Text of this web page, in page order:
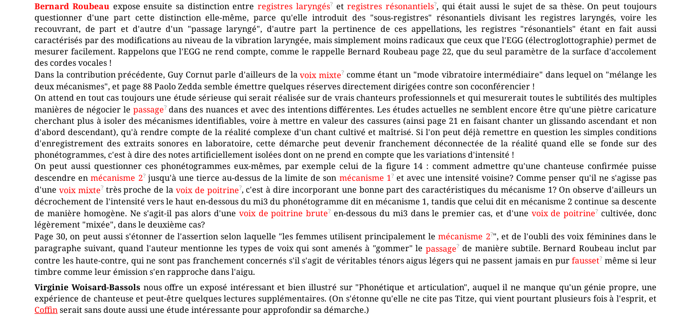
Bernard Roubeauexpose ensuite sa distinction entreregistres laryngés etregistres résonantiels , qui était aussi le sujet de sa thèse. On peut toujours
questionner d'une part cette distinction elle-même, parce qu'elle introduit des "sous-registres" résonantiels divisant les registres laryngés, voire les
recouvrant, de part et d'autre d'un "passage laryngé", d'autre part la pertinence de ces appellations, les registres "résonantiels" étant en fait aussi
caractérisés par des modifications au niveau de la vibration laryngée, mais simplement moins radicaux que ceux que l'EGG (électroglottographie) permet de
mesurer facilement. Rappelons que l'EGG ne rend compte, comme le rappelle Bernard Roubeau page 22, que du seul paramètre de la surface d'accolement
des cordes vocales !
Dans la contribution précédente, Guy Cornut parle d'ailleurs de lavoix mixte comme étant un "mode vibratoire intermédiaire" dans lequel on "mélange les
deux mécanismes", et page 88 Paolo Zedda semble émettre quelques réserves directement dirigées contre son coconférencier !
On attend en tout cas toujours une étude sérieuse qui serait réalisée sur de vrais chanteurs professionnels et qui mesurerait toutes le subtilités des multiples
manières de négocier le passage dans des nuances et avec des intentions différentes. Les études actuelles ne semblent encore être qu'une piètre caricature
cherchant plus à isoler des mécanismes identifiables, voire à mettre en valeur des cassures (ainsi page 21 en faisant chanter un glissando ascendant et non
d'abord descendant), qu'à rendre compte de la réalité complexe d'un chant cultivé et maîtrisé. Si l'on peut déjà remettre en question les simples conditions
d'enregistrement des extraits sonores en laboratoire, cette démarche peut devenir franchement déconnectée de la réalité quand elle se fonde sur des
phonétogrammes, c'est à dire des notes artificiellement isolées dont on ne prend en compte que les variations d'intensité !
On peut aussi questionner ces phonétogrammes eux-mêmes, par exemple celui de la figure 14 : comment admettre qu'une chanteuse confirmée puisse
descendre enmécanisme 2 jusqu'à une tierce au-dessus de la limite de son mécanisme 1 et avec une intensité voisine? Comme penser qu'il ne s'agisse pas
d'unevoix mixte très proche de la voix de poitrine , c'est à dire incorporant une bonne part des caractéristiques du mécanisme 1? On observe d'ailleurs un
décrochement de l'intensité vers le haut en-dessous du mi3 du phonétogramme dit en mécanisme 1, tandis que celui dit en mécanisme 2 continue sa descente
de manière homogène. Ne s'agit-il pas alors d'une voix de poitrine brute en-dessous du mi3 dans le premier cas, et d'une voix de poitrine cultivée, donc
légèrement "mixée", dans le deuxième cas?
Page 30, on peut aussi s'étonner de l'assertion selon laquelle "les femmes utilisent principalement lemécanisme 2 ", et de l'oubli des voix féminines dans le
paragraphe suivant, quand l'auteur mentionne les types de voix qui sont amenés à "gommer" lepassage de manière subtile. Bernard Roubeau inclut par
contre les haute-contre, qui ne sont pas franchement concernés s'il s'agit de véritables ténors aigus légers qui ne passent jamais en purfausset même si leur
timbre comme leur émission s'en rapproche dans l'aigu.
Virginie Woisard-Bassolsnous offre un exposé intéressant et bien illustré sur "Phonétique et articulation", auquel il ne manque qu'un génie propre, une
expérience de chanteuse et peut-être quelques lectures supplémentaires. (On s'étonne qu'elle ne cite pas Titze, qui vient pourtant plusieurs fois à l'esprit, et
Coffinserait sans doute aussi une étude intéressante pour approfondir sa démarche.)